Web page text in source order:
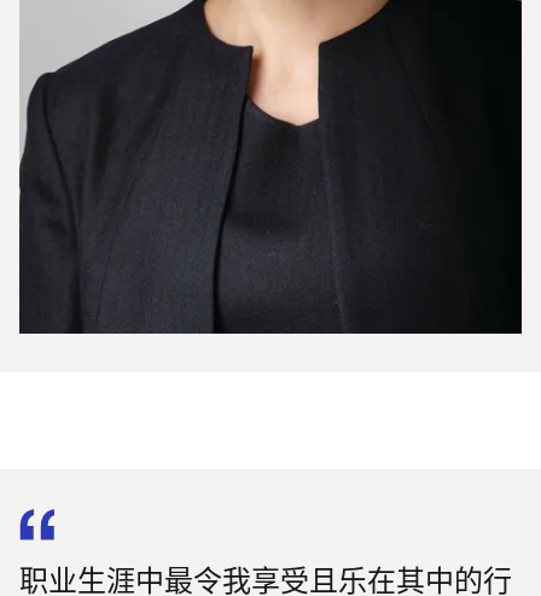
职业生涯中最令我享受且乐在其中的行